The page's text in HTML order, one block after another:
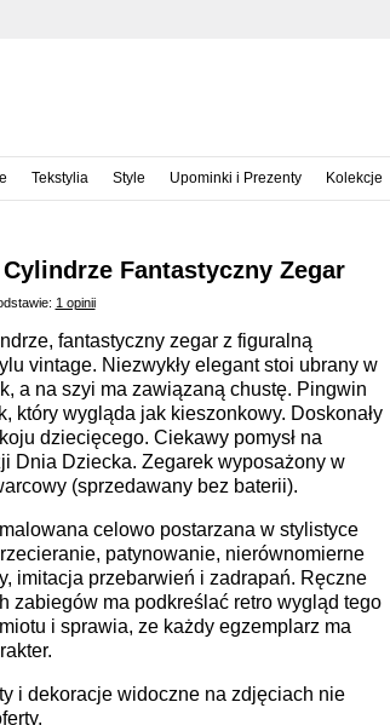
Tekstylia Style Upominki i Prezenty Kolekcje
Fantastyczny Zegar
1 opinii
fantastyczny zegar z figuralną
vintage. Niezwykły elegant stoi ubrany w
a na szyi ma zawiązaną chustę. Pingwin
który wygląda jak kieszonkowy. Doskonały
dziecięcego. Ciekawy pomysł na
Dnia Dziecka. Zegarek wyposażony w
(sprzedawany bez baterii).
celowo postarzana w stylistyce
patynowanie, nierównomierne
imitacja przebarwień i zadrapań. Ręczne
zabiegów ma podkreślać retro wygląd tego
i sprawia, ze każdy egzemplarz ma
i dekoracje widoczne na zdjęciach nie